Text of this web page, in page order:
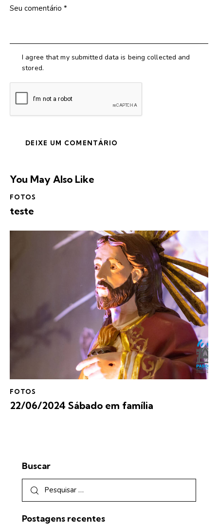
I agree that my submitted data is being collected and
stored.
You May Also Like
FOTOS
teste
FOTOS
22/06/2024 Sábado em família
Buscar
Postagens recentes